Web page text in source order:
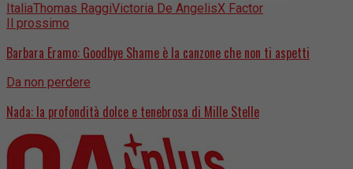
ItaliaThomas RaggiVictoria De AngelisX Factor
Il prossimo
Barbara Eramo: Goodbye Shame è la canzone che non ti aspetti
Da non perdere
Nada: la profondità dolce e tenebrosa di Mille Stelle